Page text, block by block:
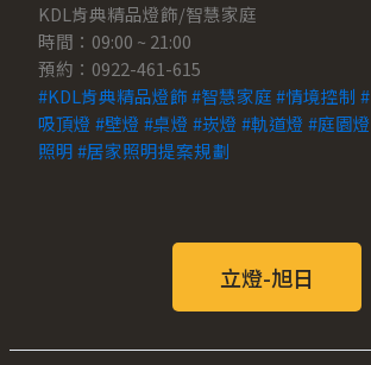
KDL肯典精品燈飾/智慧家庭
時間：09:00 ~ 21:00
預約：0922-461-615
#KDL肯典精品燈飾 #智慧家庭 #情境控制
吸頂燈 #壁燈 #桌燈 #崁燈 #軌道燈 #庭園燈
照明 #居家照明提案規劃
立燈-旭日